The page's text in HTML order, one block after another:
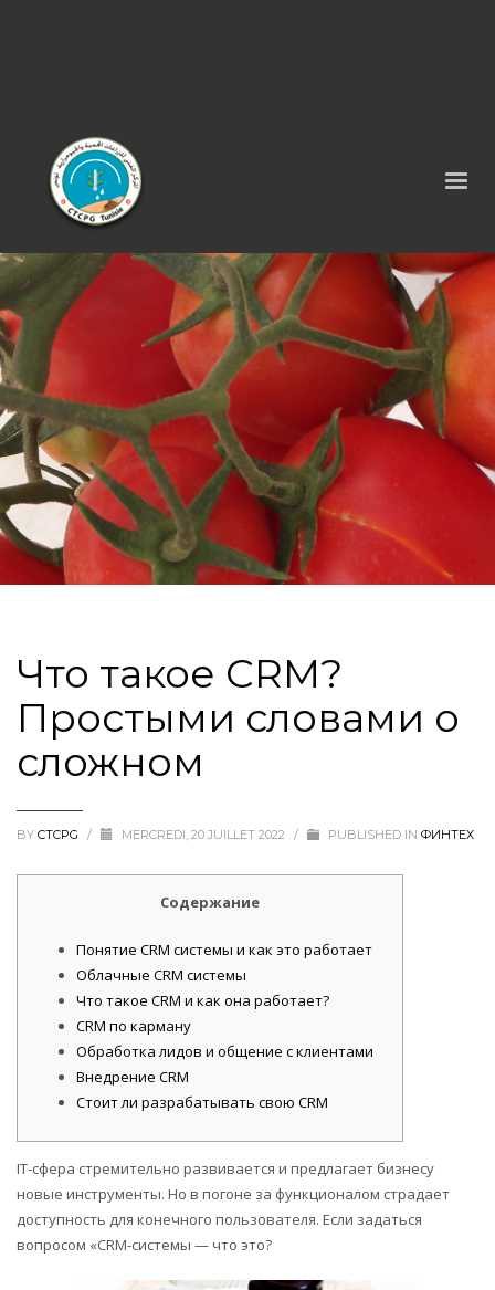
Что такое CRM?
Простыми словами о
сложном
BY CTCPG / MERCREDI, 20 JUILLET 2022 / PUBLISHED IN ФИНТЕХ
Содержание
Понятие CRM системы и как это работает
Облачные CRM системы
Что такое CRM и как она работает?
CRM по карману
Обработка лидов и общение с клиентами
Внедрение CRM
Стоит ли разрабатывать свою CRM
IT-сфера стремительно развивается и предлагает бизнесу
новые инструменты. Но в погоне за функционалом страдает
доступность для конечного пользователя. Если задаться
вопросом «CRM-системы — что это?